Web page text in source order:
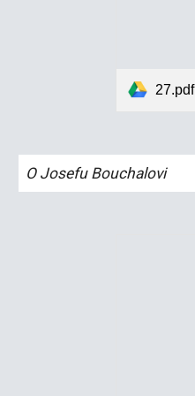
27.pdf
O Josefu Bouchalovi